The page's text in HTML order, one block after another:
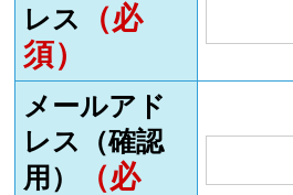
レス
（必
須）
メールアド
レス（確認
用）
（必